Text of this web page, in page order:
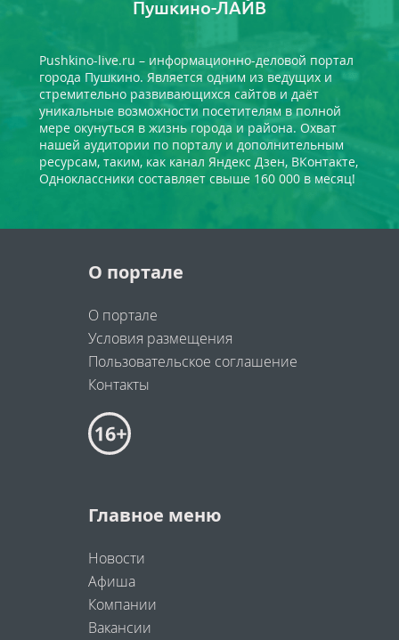
Пушкино-ЛАЙВ
Pushkino-live.ru – информационно-деловой портал
города Пушкино. Является одним из ведущих и
стремительно развивающихся сайтов и даёт
уникальные возможности посетителям в полной
мере окунуться в жизнь города и района. Охват
нашей аудитории по порталу и дополнительным
ресурсам, таким, как канал Яндекс Дзен, ВКонтакте,
Одноклассники составляет свыше 160 000 в месяц!
О портале
О портале
Условия размещения
Пользовательское соглашение
Контакты
Главное меню
Новости
Афиша
Компании
Вакансии